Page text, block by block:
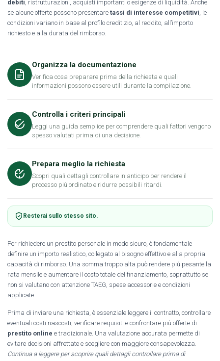
debiti , ristrutturazioni, acquisti importanti o esigenze di liquidità. Anche
se alcune offerte possono presentare tassi di interesse competitivi , le
condizioni variano in base al profilo creditizio, al reddito, all’importo
richiesto e alla durata del rimborso.
Organizza la documentazione
Verifica cosa preparare prima della richiesta e quali
informazioni possono essere utili durante la compilazione.
Controlla i criteri principali
Leggi una guida semplice per comprendere quali fattori vengono
spesso valutati prima di una decisione.
Prepara meglio la richiesta
Scopri quali dettagli controllare in anticipo per rendere il
processo più ordinato e ridurre possibili ritardi.
Resterai sullo stesso sito.
Per richiedere un prestito personale in modo sicuro, è fondamentale
definire un importo realistico, collegato al bisogno effettivo e alla propria
capacità di rimborso. Una somma troppo alta può rendere più pesante la
rata mensile e aumentare il costo totale del finanziamento, soprattutto se
non si valutano con attenzione TAEG, spese accessorie e condizioni
applicate.
Prima di inviare una richiesta, è essenziale leggere il contratto, controllare
eventuali costi nascosti, verificare requisiti e confrontare più offerte di
prestito online e tradizionale. Una valutazione accurata permette di
evitare decisioni affrettate e scegliere con maggiore consapevolezza.
Continua a leggere per scoprire quali dettagli controllare prima di